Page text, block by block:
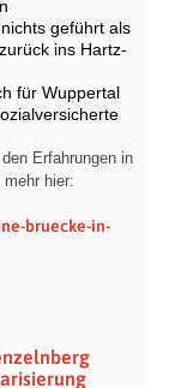
geführt als
ins Hartz-
für Wuppertal
Erfahrungen in
hier:
bruecke-in-